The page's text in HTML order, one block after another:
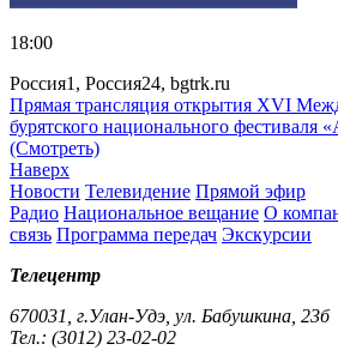
18:00
Россия1, Россия24, bgtrk.ru
Прямая трансляция открытия XVI
бурятского национального фестиваля
(Смотреть)
Наверх
Новости Телевидение Прямой эфир
Радио Национальное вещание О
связь Программа передач Экскурсии
Телецентр
670031, г.Улан-Удэ, ул. Бабушкина, 23б
Тел.: (3012) 23-02-02